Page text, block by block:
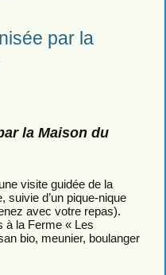
par la
la Maison du
visite guidée de la
suivie d’un pique-nique
avec votre repas).
à la Ferme « Les
bio, meunier, boulanger